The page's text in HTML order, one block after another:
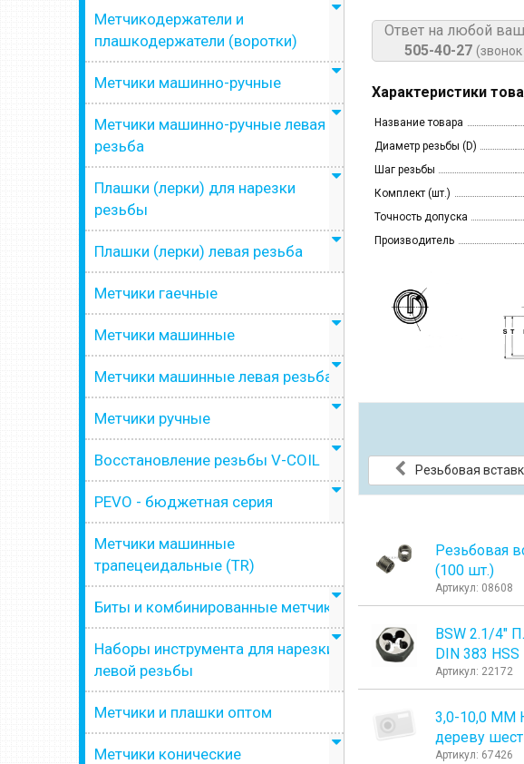
Метчикодержатели и
плашкодержатели (воротки)
Метчики машинно-ручные
Метчики машинно-ручные левая
резьба
Плашки (лерки) для нарезки
резьбы
Плашки (лерки) левая резьба
Метчики гаечные
Метчики машинные
Метчики машинные левая резьба
Метчики ручные
Восстановление резьбы V-COIL
PEVO - бюджетная серия
Метчики машинные
трапецеидальные (TR)
Биты и комбинированные метчики
Наборы инструмента для нарезки
левой резьбы
Метчики и плашки оптом
Метчики конические
Ответ на любой
505-40-27
Характеристики
Название товара
Диаметр резьбы (D)
Шаг резьбы
Комплект (шт.)
Точность допуска
Производитель
Резьбовая
Резьбовая
(100 шт.)
Артикул: 08608
BSW 2.1/4"
DIN 383 HSS
Артикул: 22172
3,0-10,0 ММ
дереву
Артикул: 67426